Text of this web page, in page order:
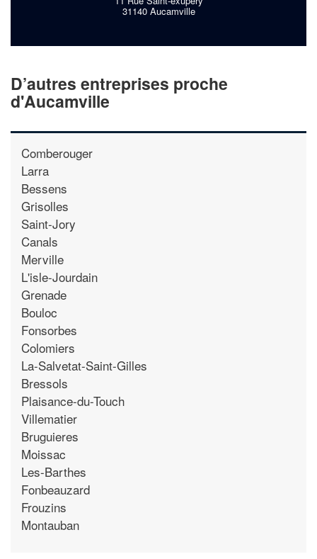
31140 Aucamville
D’autres entreprises proche
d'Aucamville
Comberouger
Larra
Bessens
Grisolles
Saint-Jory
Canals
Merville
L'isle-Jourdain
Grenade
Bouloc
Fonsorbes
Colomiers
La-Salvetat-Saint-Gilles
Bressols
Plaisance-du-Touch
Villematier
Bruguieres
Moissac
Les-Barthes
Fonbeauzard
Frouzins
Montauban